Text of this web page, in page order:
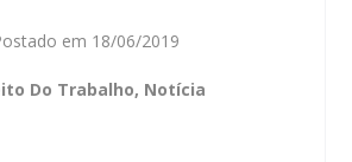
em 18/06/2019
Do Trabalho, Notícia